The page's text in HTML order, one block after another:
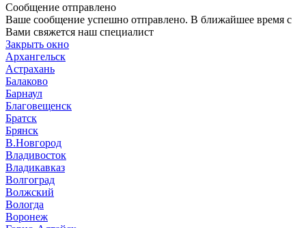
Сообщение отправлено
Ваше сообщение успешно отправлено. В ближайшее время с
Вами свяжется наш специалист
Закрыть окно
Архангельск
Астрахань
Балаково
Барнаул
Благовещенск
Братск
Брянск
В.Новгород
Владивосток
Владикавказ
Волгоград
Волжский
Вологда
Воронеж